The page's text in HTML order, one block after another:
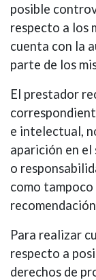
posible
respecto a los
cuenta con la
parte de los
El prestador
e intelectual,
aparición en
o
como
Para realizar
respecto a
derechos de